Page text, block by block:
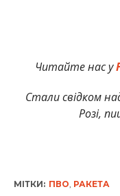
Читайте нас у
Стали свідком
Розі,
МІТКИ: ПВО РАКЕТА